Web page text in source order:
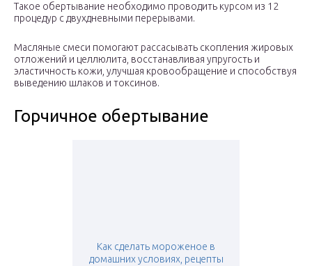
Такое обертывание необходимо проводить курсом из 12
процедур с двухдневными перерывами.
Масляные смеси помогают рассасывать скопления жировых
отложений и целлюлита, восстанавливая упругость и
эластичность кожи, улучшая кровообращение и способствуя
выведению шлаков и токсинов.
Горчичное обертывание
Как сделать мороженое в
домашних условиях, рецепты